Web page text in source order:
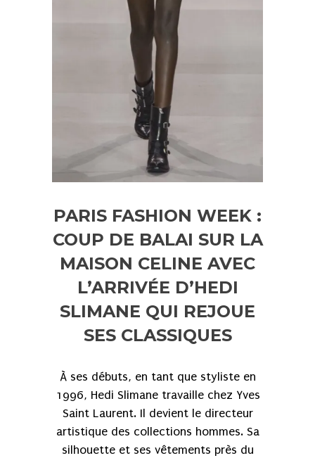
PARIS FASHION WEEK :
COUP DE BALAI SUR LA
MAISON CELINE AVEC
L’ARRIVÉE D’HEDI
SLIMANE QUI REJOUE
SES CLASSIQUES
À ses débuts, en tant que styliste en
1996, Hedi Slimane travaille chez Yves
Saint Laurent. Il devient le directeur
artistique des collections hommes. Sa
silhouette et ses vêtements près du